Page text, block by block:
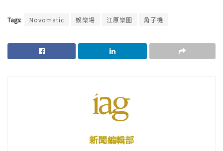
Tags: Novomatic 娛樂場 江原樂園 角子機
新聞編輯部